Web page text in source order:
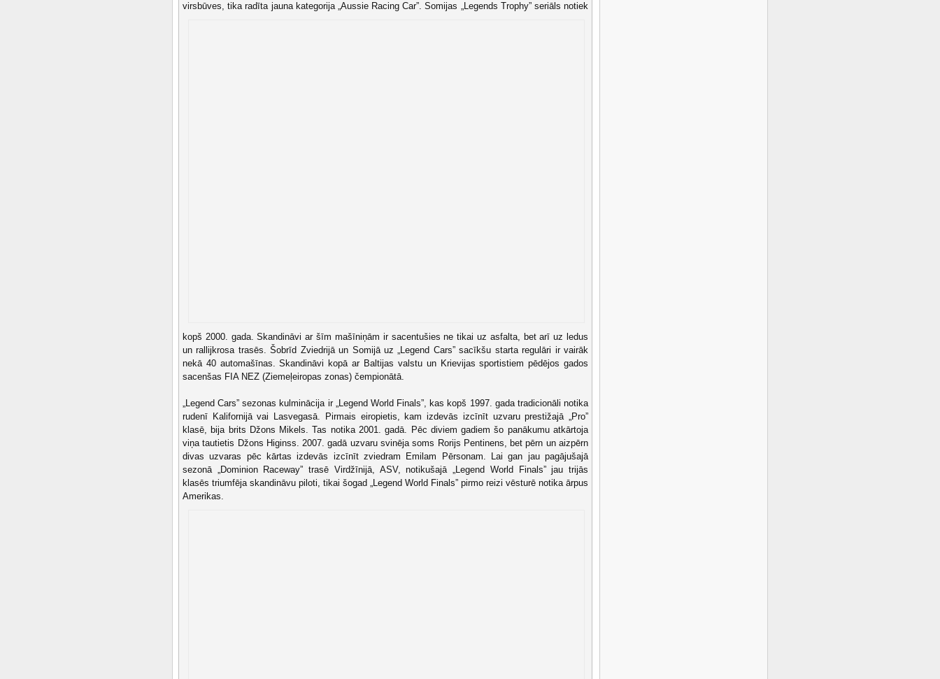
virsbūves, tika radīta jauna kategorija „Aussie Racing Car”.Somijas „Legends Trophy” seriāls notiek
kopš 2000. gada. Skandināvi ar šīm mašīniņām ir sacentušies ne tikai uz asfalta, bet arī uz ledus
un rallijkrosa trasēs. Šobrīd Zviedrijā un Somijā uz „Legend Cars” sacīkšu starta regulāri ir vairāk
nekā 40 automašīnas. Skandināvi kopā ar Baltijas valstu un Krievijas sportistiem pēdējos gados
sacenšas FIA NEZ (Ziemeļeiropas zonas) čempionātā.
„Legend Cars” sezonas kulminācija ir „Legend World Finals”, kas kopš 1997. gada tradicionāli notika
rudenī Kalifornijā vai Lasvegasā. Pirmais eiropietis, kam izdevās izcīnīt uzvaru prestižajā „Pro”
klasē, bija brits Džons Mikels. Tas notika 2001. gadā. Pēc diviem gadiem šo panākumu atkārtoja
viņa tautietis Džons Higinss. 2007. gadā uzvaru svinēja soms Rorijs Pentinens, bet pērn un aizpērn
divas uzvaras pēc kārtas izdevās izcīnīt zviedram Emilam Pērsonam. Lai gan jau pagājušajā
sezonā „Dominion Raceway” trasē Virdžīnijā, ASV, notikušajā „Legend World Finals” jau trijās
klasēs triumfēja skandināvu piloti, tikai šogad „Legend World Finals” pirmo reizi vēsturē notika ārpus
Amerikas.